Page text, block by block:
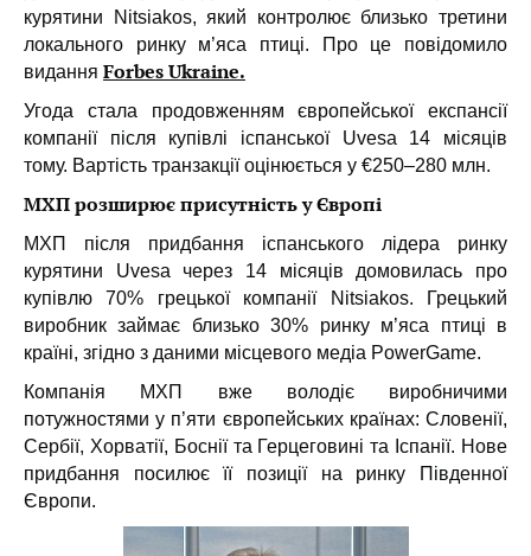
курятини Nitsiakos, який контролює близько третини
локального ринку м’яса птиці. Про це повідомило
видання Forbes Ukraine.
Угода стала продовженням європейської експансії
компанії після купівлі іспанської Uvesa 14 місяців
тому. Вартість транзакції оцінюється у €250–280 млн.
МХП розширює присутність у Європі
МХП після придбання іспанського лідера ринку
курятини Uvesa через 14 місяців домовилась про
купівлю 70% грецької компанії Nitsiakos. Грецький
виробник займає близько 30% ринку м’яса птиці в
країні, згідно з даними місцевого медіа PowerGame.
Компанія МХП вже володіє виробничими
потужностями у п’яти європейських країнах: Словенії,
Сербії, Хорватії, Боснії та Герцеговині та Іспанії. Нове
придбання посилює її позиції на ринку Південної
Європи.